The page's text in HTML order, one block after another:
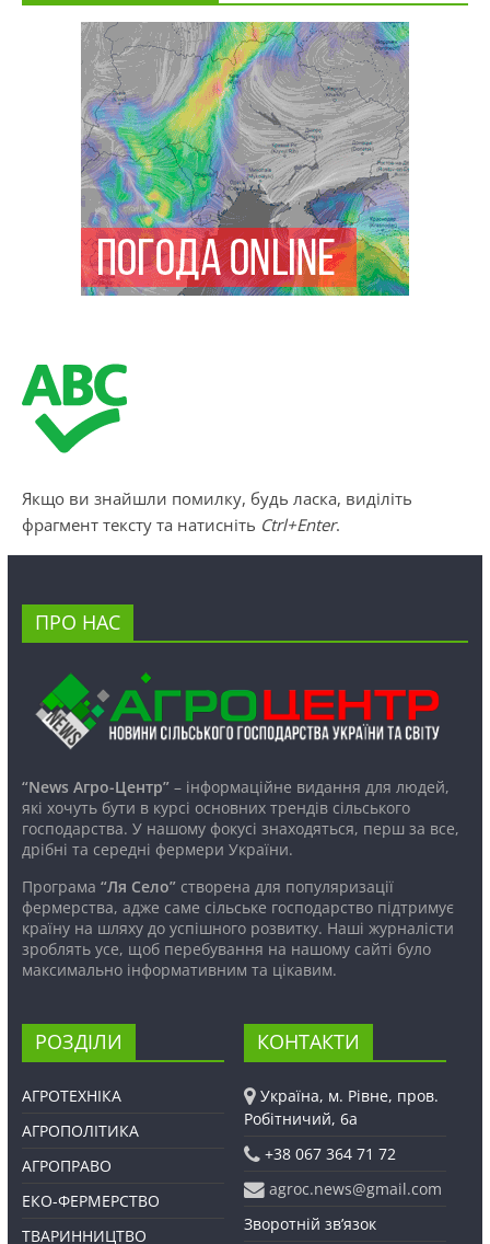
Якщо ви знайшли помилку, будь ласка, виділіть
фрагмент тексту та натисніть Ctrl+Enter.
ПРО НАС
“News Агро-Центр”– інформаційне видання для людей,
які хочуть бути в курсі основних трендів сільського
господарства. У нашому фокусі знаходяться, перш за все,
дрібні та середні фермери України.
Програма “Ля Село”створена для популяризації
фермерства, адже саме сільське господарство підтримує
країну на шляху до успішного розвитку. Наші журналісти
зроблять усе, щоб перебування на нашому сайті було
максимально інформативним та цікавим.
РОЗДІЛИ
АГРОТЕХНІКА
АГРОПОЛІТИКА
АГРОПРАВО
ЕКО-ФЕРМЕРСТВО
ТВАРИННИЦТВО
КОНТАКТИ
Україна, м. Рівне, пров.
Робітничий, 6а
+38 067 364 71 72
agroc.news@gmail.com
Зворотній зв’язок